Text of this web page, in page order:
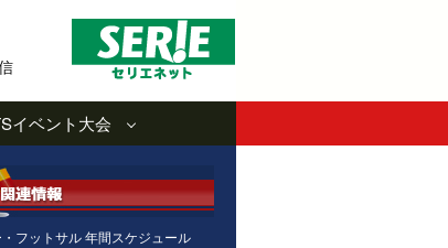
イベント大会
フットサル 年間スケジュール